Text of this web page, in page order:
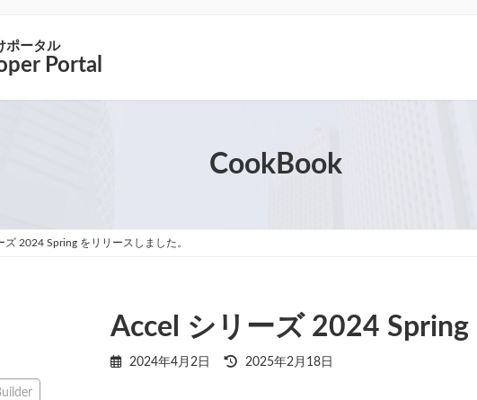
ポータル
Portal
CookBook
ズ 2024 Spring をリリースしました。
Accel シリーズ 2024
2024年4月2日
最
2025年2月18日